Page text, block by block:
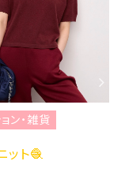
ン・雑貨
ット🧶